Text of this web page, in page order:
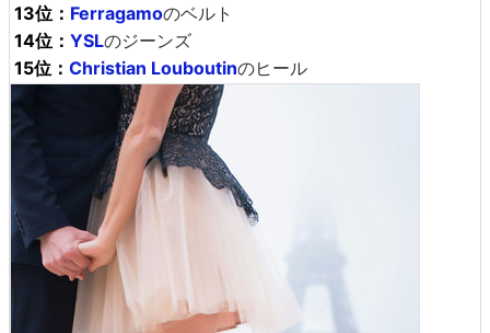
13位： Ferragamoのベルト
14位： YSLのジーンズ
15位： Christian Louboutinのヒール